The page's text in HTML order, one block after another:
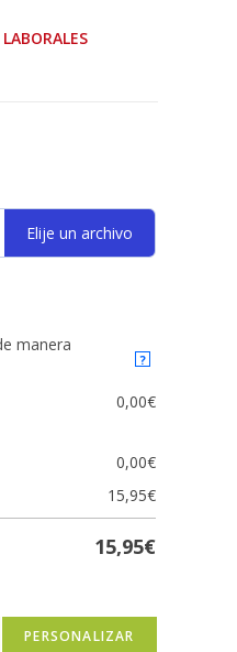
Elije un archivo
manera
?
0,00€
0,00€
15,95€
15,95€
PERSONALIZAR